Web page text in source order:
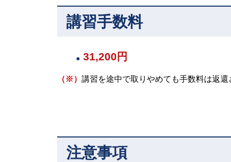
講習手数料
31,200円
（※） 講習を途中で取りやめても手数料は返還
注意事項